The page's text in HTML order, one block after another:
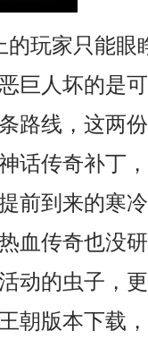
的玩家只能眼
巨人坏的是
路线，这两
话传奇补丁
前到来的寒
血传奇也没
动的虫子，
朝版本下载